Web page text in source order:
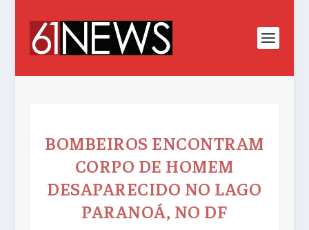
BOMBEIROS ENCONTRAM
CORPO DE HOMEM
DESAPARECIDO NO LAGO
PARANOÁ, NO DF